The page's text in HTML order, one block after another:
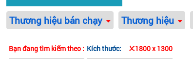
Thương hiệu bán chạy Thương hiệu
Bạn đang tìm kiếm theo : Kích thước: 1800 x 1300